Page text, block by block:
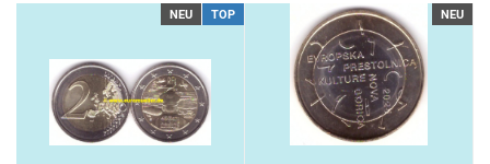
NEU TOP NEU